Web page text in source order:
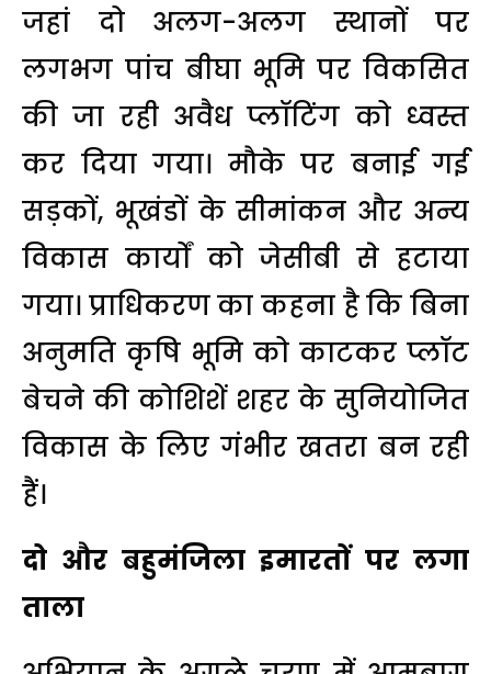
जहां दो अलग-अलग स्थानों पर
लगभग पांच बीघा भूमि पर विकसित
की जा रही अवैध प्लॉटिंग को ध्वस्त
कर दिया गया। मौके पर बनाई गई
सड़कों, भूखंडों के सीमांकन और अन्य
विकास कार्यों को जेसीबी से हटाया
गया। प्राधिकरण का कहना है कि बिना
अनुमति कृषि भूमि को काटकर प्लॉट
बेचने की कोशिशें शहर के सुनियोजित
विकास के लिए गंभीर खतरा बन रही
हैं।
दो और बहुमंजिला इमारतों पर लगा
ताला